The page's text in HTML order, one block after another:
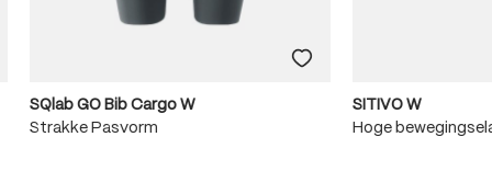
SQlab GO Bib Cargo W
Strakke Pasvorm
SITIVO W
Hoge